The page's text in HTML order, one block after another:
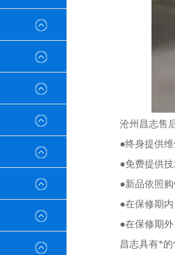
沧州昌志售
●终身提供
●免费提供
●新品依照
●在保修期
●在保修期
昌志具有*